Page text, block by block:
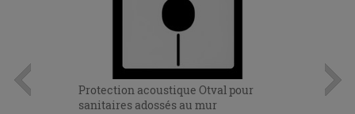
Protection acoustique Otval pour
sanitaires adossés au mur